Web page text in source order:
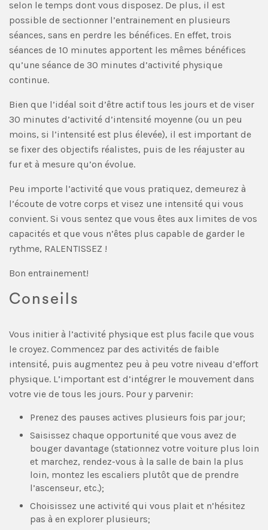
selon le temps dont vous disposez. De plus, il est
possible de sectionner l’entrainement en plusieurs
séances, sans en perdre les bénéfices. En effet, trois
séances de 10 minutes apportent les mêmes bénéfices
qu’une séance de 30 minutes d’activité physique
continue.
Bien que l’idéal soit d’être actif tous les jours et de viser
30 minutes d’activité d’intensité moyenne (ou un peu
moins, si l’intensité est plus élevée), il est important de
se fixer des objectifs réalistes, puis de les réajuster au
fur et à mesure qu’on évolue.
Peu importe l’activité que vous pratiquez, demeurez à
l’écoute de votre corps et visez une intensité qui vous
convient. Si vous sentez que vous êtes aux limites de vos
capacités et que vous n’êtes plus capable de garder le
rythme, RALENTISSEZ !
Bon entrainement!
Conseils
Vous initier à l’activité physique est plus facile que vous
le croyez. Commencez par des activités de faible
intensité, puis augmentez peu à peu votre niveau d’effort
physique. L’important est d’intégrer le mouvement dans
votre vie de tous les jours. Pour y parvenir:
Prenez des pauses actives plusieurs fois par jour;
Saisissez chaque opportunité que vous avez de
bouger davantage (stationnez votre voiture plus loin
et marchez, rendez-vous à la salle de bain la plus
loin, montez les escaliers plutôt que de prendre
l’ascenseur, etc.);
Choisissez une activité qui vous plait et n’hésitez
pas à en explorer plusieurs;